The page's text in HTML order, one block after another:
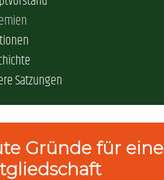
AG)
Plus (DB AG)
Satzungen
Gründe für eine